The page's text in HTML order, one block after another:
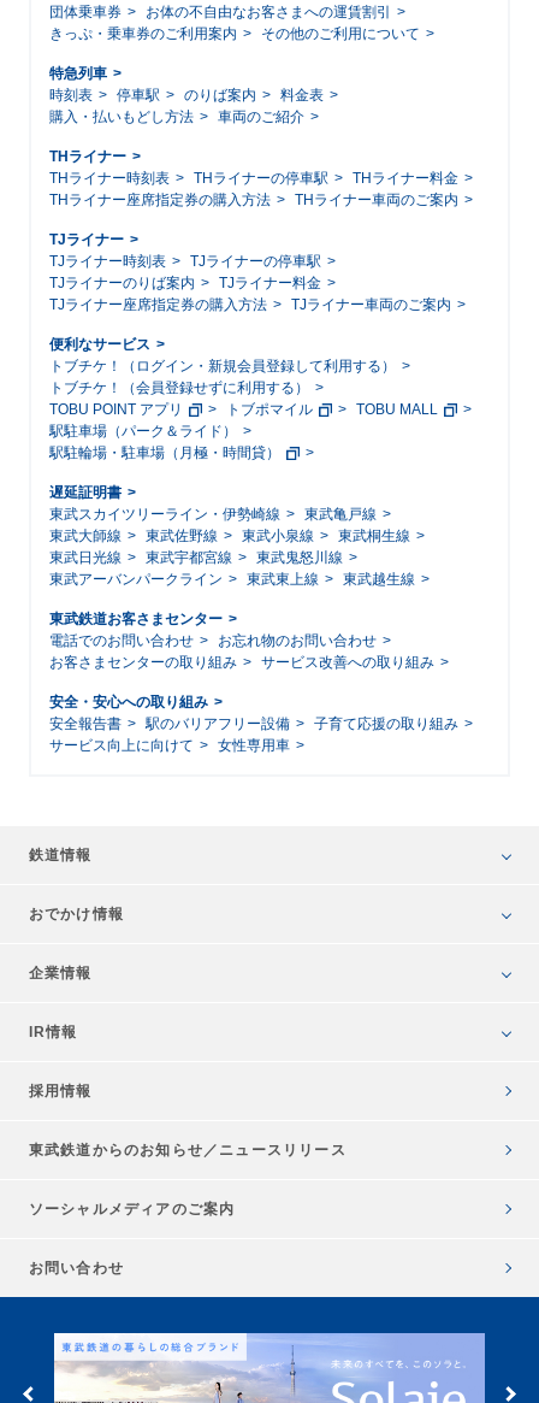
団体乗車券
お体の不自由なお客さまへの運賃割引
きっぷ・乗車券のご利用案内
その他のご利用について
特急列車
時刻表
停車駅 のりば案内
料金表
購入・払いもどし方法
車両のご紹介
THライナー
THライナー時刻表
THライナーの停車駅
THライナー料金
THライナー座席指定券の購入方法
THライナー車両のご案内
TJライナー
TJライナー時刻表
TJライナーの停車駅
TJライナーのりば案内
TJライナー料金
TJライナー座席指定券の購入方法
TJライナー車両のご案内
便利なサービス
トブチケ！（ログイン・新規会員登録して利用する）
トブチケ！（会員登録せずに利用する）
TOBU POINT アプリ
トブポマイル
TOBU MALL
駅駐車場（パーク＆ライド）
駅駐輪場・駐車場（月極・時間貸）
遅延証明書
東武スカイツリーライン・伊勢崎線
東武亀戸線
東武大師線
東武佐野線 東武小泉線
東武桐生線
東武日光線
東武宇都宮線
東武鬼怒川線
東武アーバンパークライン
東武東上線 東武越生線
東武鉄道お客さまセンター
電話でのお問い合わせ
お忘れ物のお問い合わせ
お客さまセンターの取り組み
サービス改善への取り組み
安全・安心への取り組み
安全報告書
駅のバリアフリー設備
子育て応援の取り組み
サービス向上に向けて
女性専用車
鉄道情報
おでかけ情報
企業情報
IR情報
採用情報
東武鉄道からのお知らせ／ ニュースリリース
ソーシャルメディアのご案内
お問い合わせ